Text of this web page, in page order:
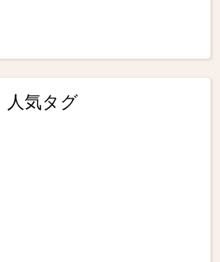
人気タグ